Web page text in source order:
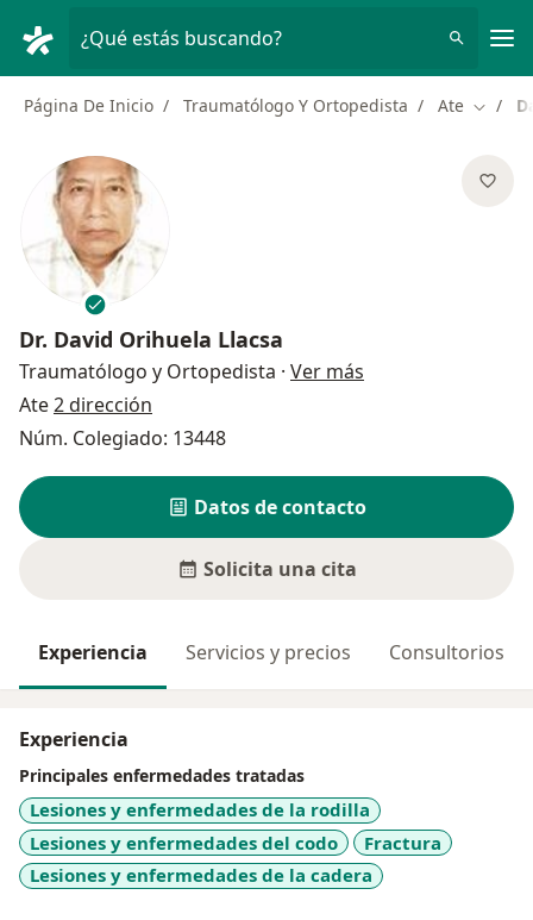
¿Qué estás buscando?
Página De Inicio Traumatólogo Y Ortopedista Ate
Dr. David Orihuela Llacsa
Traumatólogo y Ortopedista · Ver más
Ate2 dirección
Núm. Colegiado: 13448
Datos de contacto
Solicita una cita
Experiencia Servicios y precios Consultorios
Experiencia
Principales enfermedades tratadas
Lesiones y enfermedades de la rodilla
Lesiones y enfermedades del codo
Fractura
Lesiones y enfermedades de la cadera